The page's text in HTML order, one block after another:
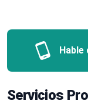
Hable
Servicios